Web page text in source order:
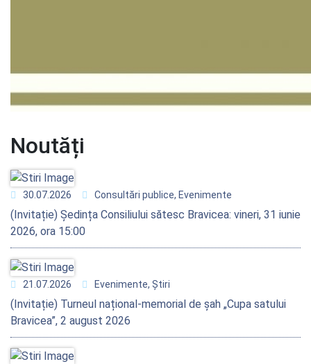
Noutăți
30.07.2026 Consultări publice, Evenimente
(Invitație) Ședința Consiliului sătesc Bravicea: vineri, 31 iunie
2026, ora 15:00
21.07.2026 Evenimente, Știri
(Invitație) Turneul național-memorial de șah „Cupa satului
Bravicea”, 2 august 2026